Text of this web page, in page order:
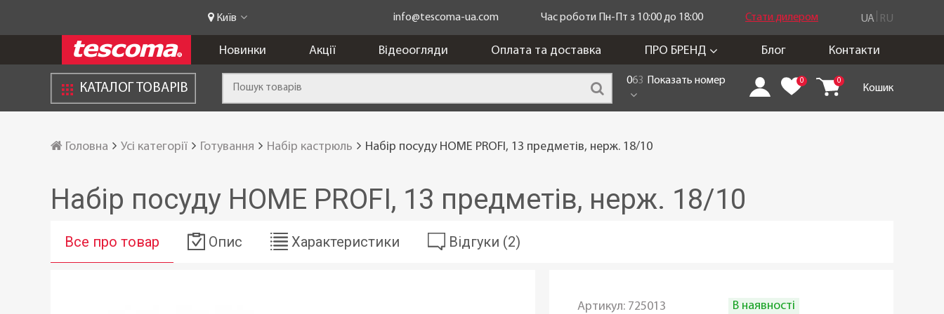
Київ info@tescoma-ua.com Час роботи Пн-Пт з 10:00 до 18:00 Стати дилером UA RU
Новинки Акції Відеоогляди Оплата та доставка ПРО БРЕНД Блог Контакти
КАТАЛОГ ТОВАРІВ
063 Показать номер 0 0
Кошик
Головна Усі категорії Готування Набір кастрюль Набір посуду HOME PROFI, 13 предметів, нерж. 18/10
Набір посуду HOME PROFI, 13 предметів, нерж. 18/10
Все про товар Опис Характеристики Відгуки (2)
Артикул: 725013 В наявності